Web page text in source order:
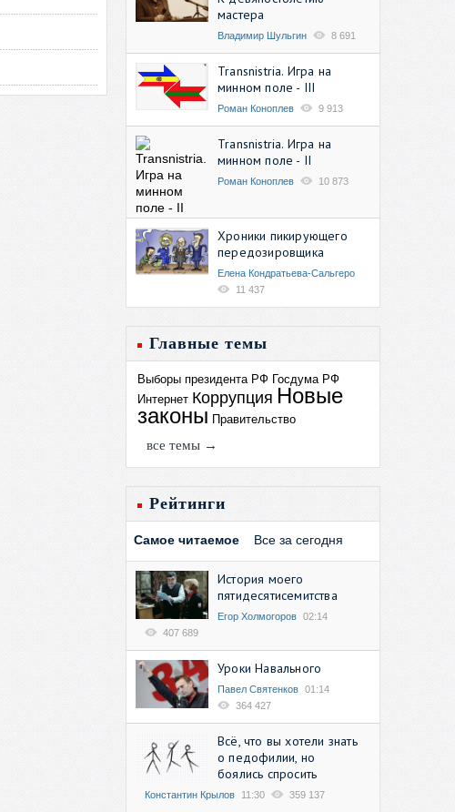
мастера
Владимир Шульгин 8 691
Transnistria. Игра на
минном поле - III
Роман Коноплев 9 913
Transnistria. Игра на
минном поле - II
Роман Коноплев 10 873
Хроники пикирующего
передозировщика
Елена Кондратьева-Сальгеро
11 437
Главные темы
Выборы президента РФ Госдума РФ
Интернет Коррупция Новые
законы Правительство
все темы →
Рейтинги
Самое читаемое Все за сегодня
История моего
пятидесятисемитства
Егор Холмогоров 02:14
407 689
Уроки Навального
Павел Святенков 01:14
364 427
Всё, что вы хотели знать
о педофилии, но
боялись спросить
Константин Крылов 11:30 359 137